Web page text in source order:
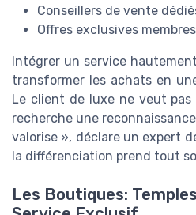
Conseillers de vente
Offres exclusives membres
Intégrer un service
transformer les achats en
Le client de luxe ne veut
recherche une
valorise », déclare un expert
la différenciation prend tout
Les Boutiques: